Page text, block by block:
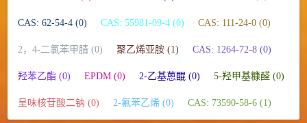
CAS: 62-54-4 (0) CAS: 55981-09-4 (0) CAS: 111-24-0 (0)
2，4-二氯苯甲腈 (0) 聚乙烯亚胺 (1) CAS: 1264-72-8 (0)
羟苯乙酯 (0) EPDM (0) 2-乙基蒽醌 (0) 5-羟甲基糠醛 (0)
呈味核苷酸二钠 (0) 2-氟苯乙烯 (0) CAS: 73590-58-6 (1)